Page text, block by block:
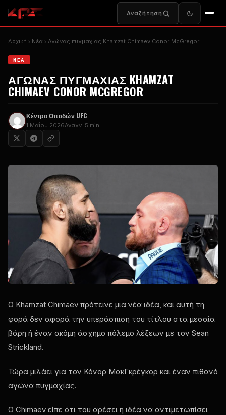
Αναζήτηση
Αρχική Nέα Αγώνας πυγμαχίας Khamzat Chimaev Conor McGregor
NΈΑ
ΑΓΏΝΑΣ ΠΥΓΜΑΧΊΑΣ KHAMZAT
CHIMAEV CONOR MCGREGOR
Κέντρο Οπαδών UFC
1 Μαΐου 2026Αναγν. 5 min
Ο Khamzat Chimaev πρότεινε μια νέα ιδέα, και αυτή τη
φορά δεν αφορά την υπεράσπιση του τίτλου στα μεσαία
βάρη ή έναν ακόμη άσχημο πόλεμο λέξεων με τον Sean
Strickland.
Τώρα μιλάει για τον Κόνορ ΜακΓκρέγκορ και έναν πιθανό
αγώνα πυγμαχίας.
Ο Chimaev είπε ότι του αρέσει η ιδέα να αντιμετωπίσει